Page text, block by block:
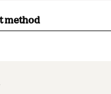
method